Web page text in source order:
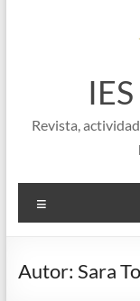
Revista,
Autor: Sara